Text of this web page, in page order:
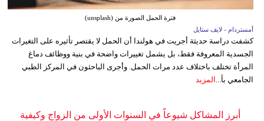
فترة الحمل الصورة من (unsplash)
أمستردام - لايف ستايل
كشفت دراسة حديثة أجريت في هولندا أن الحمل لا يقتصر تأثيره على التغيرات
الجسدية المعروفة فقط، بل يشمل تغييرات واضحة في بنية ووظائف دماغ
المرأة تختلف باختلاف عدد مرات الحمل. وأجرى الباحثون في المركز الطبي
الجامعي بأ... المزيد
أبرز المشاكل شيوعاً في السنوات الأولى من الزواج وكيفية